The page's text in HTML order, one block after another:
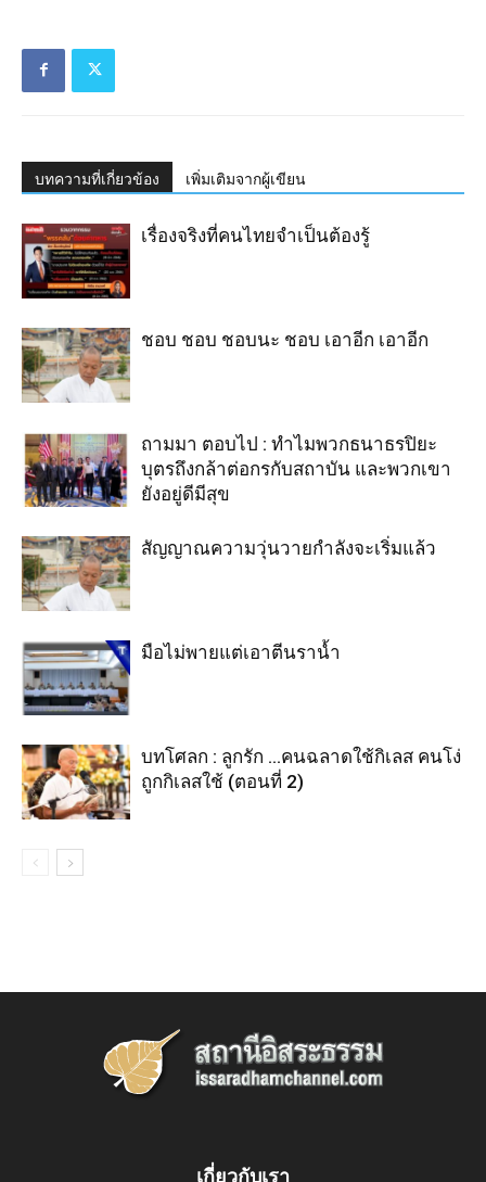
บทความที่เกี่ยวข้อง เพิ่มเติมจากผู้เขียน
เรื่องจริงที่คนไทยจำเป็นต้องรู้
ชอบ ชอบ ชอบนะ ชอบ เอาอีก เอาอีก
ถามมา ตอบไป : ทำไมพวกธนาธรปิยะ
บุตรถึงกล้าต่อกรกับสถาบัน และพวกเขา
ยังอยู่ดีมีสุข
สัญญาณความวุ่นวายกำลังจะเริ่มแล้ว
มือไม่พายแต่เอาตีนราน้ำ
บทโศลก : ลูกรัก …คนฉลาดใช้กิเลส คนโง่
ถูกกิเลสใช้ (ตอนที่ 2)
เกี่ยวกับเรา